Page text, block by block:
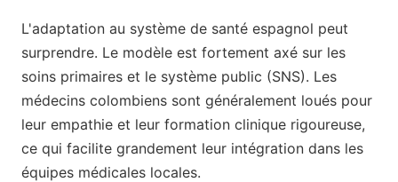
L'adaptation au système de santé espagnol peut
surprendre. Le modèle est fortement axé sur les
soins primaires et le système public (SNS). Les
médecins colombiens sont généralement loués pour
leur empathie et leur formation clinique rigoureuse,
ce qui facilite grandement leur intégration dans les
équipes médicales locales.